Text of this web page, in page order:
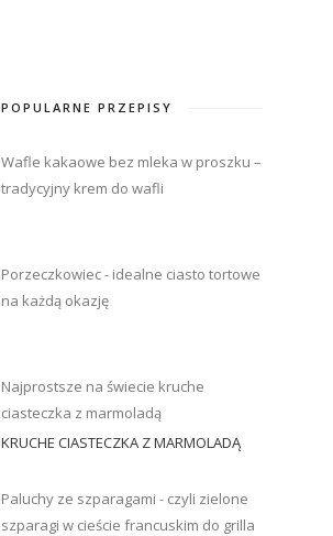
POPULARNE PRZEPISY
Wafle kakaowe bez mleka w proszku –
tradycyjny krem do wafli
Porzeczkowiec - idealne ciasto tortowe
na każdą okazję
Najprostsze na świecie kruche
ciasteczka z marmoladą
KRUCHE CIASTECZKA Z MARMOLADĄ
Paluchy ze szparagami - czyli zielone
szparagi w cieście francuskim do grilla